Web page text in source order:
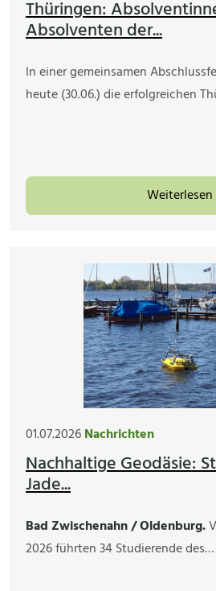
Thüringen:
Absolventen der...
In einer gemeinsamen
heute (30.06.) die erfolgreichen
Weiterlesen
01.07.2026Nachrichten
Nachhaltige Geodäsie:
Jade...
Bad Zwischenahn / Oldenburg.
2026 führten 34 Studierende des…